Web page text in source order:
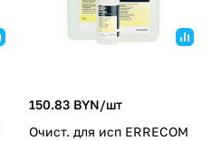
150.83 BYN/шт
Очист. для исп ERRECOM